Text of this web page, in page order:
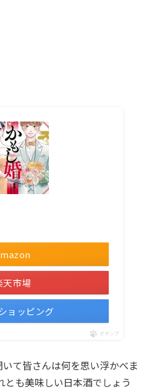
天市場
ョッピング
ポチップ
て皆さんは何を思い浮かべま
も美味しい日本酒でしょう